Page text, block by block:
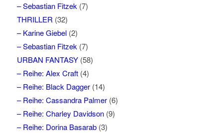
– Sebastian Fitzek(7)
THRILLER (32)
– Karine Giebel(2)
– Sebastian Fitzek(7)
URBAN FANTASY(58)
– Reihe: Alex Craft(4)
– Reihe: Black Dagger(14)
– Reihe: Cassandra Palmer(6)
– Reihe: Charley Davidson(9)
– Reihe: Dorina Basarab(3)